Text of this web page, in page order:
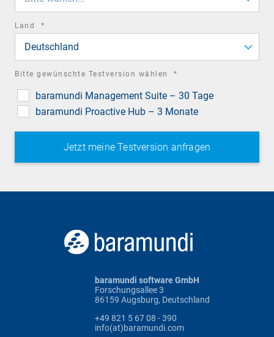
Land *
Deutschland
Bitte gewünschte Testversion wählen *
baramundi Management Suite – 30 Tage
baramundi Proactive Hub – 3 Monate
baramundi software GmbH
Forschungsallee 3
86159 Augsburg, Deutschland
+49 821 5 67 08 - 390
info(at)baramundi.com